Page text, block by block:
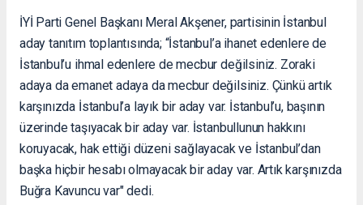
İYİ Parti Genel Başkanı Meral Akşener, partisinin İstanbul
aday tanıtım toplantısında; “İstanbul’a ihanet edenlere de
İstanbul’u ihmal edenlere de mecbur değilsiniz. Zoraki
adaya da emanet adaya da mecbur değilsiniz. Çünkü artık
karşınızda İstanbul’a layık bir aday var. İstanbul’u, başının
üzerinde taşıyacak bir aday var. İstanbullunun hakkını
koruyacak, hak ettiği düzeni sağlayacak ve İstanbul’dan
başka hiçbir hesabı olmayacak bir aday var. Artık karşınızda
Buğra Kavuncu var" dedi.